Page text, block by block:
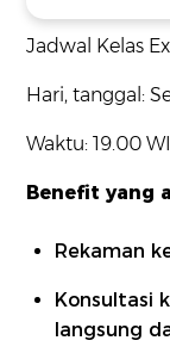
Jadwal Kelas
Hari, tanggal:
Waktu: 19.00
Benefit yang
Rekaman
Konsultasi
langsung